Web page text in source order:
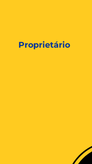
Proprietário